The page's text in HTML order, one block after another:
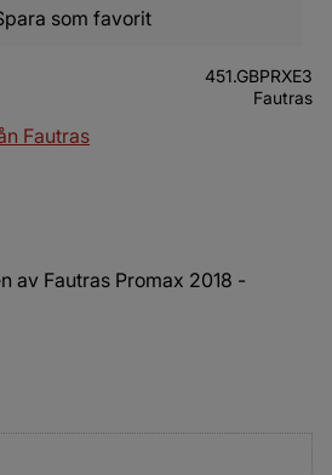
Lägg till i favoriter
451.GBPRXE3
Fautras
Fautras
av Fautras Promax 2018 -